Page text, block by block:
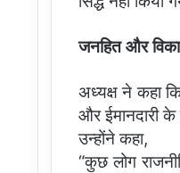
जनहित और
अध्यक्ष ने कहा
और ईमानदारी
उन्होंने कहा,
“कुछ लोग